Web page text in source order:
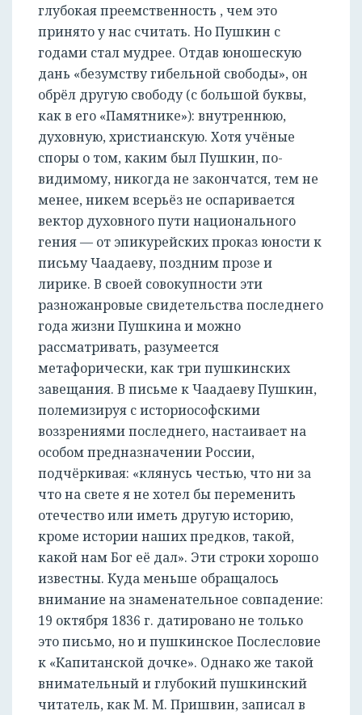
глубокая преемственность , чем это
принято у нас считать. Но Пушкин с
годами стал мудрее. Отдав юношескую
дань «безумству гибельной свободы», он
обрёл другую свободу (с большой буквы,
как в его «Памятнике»): внутреннюю,
духовную, христианскую. Хотя учёные
споры о том, каким был Пушкин, по-
видимому, никогда не закончатся, тем не
менее, никем всерьёз не оспаривается
вектор духовного пути национального
гения — от эпикурейских проказ юности к
письму Чаадаеву, поздним прозе и
лирике. В своей совокупности эти
разножанровые свидетельства последнего
года жизни Пушкина и можно
рассматривать, разумеется
метафорически, как три пушкинских
завещания. В письме к Чаадаеву Пушкин,
полемизируя с историософскими
воззрениями последнего, настаивает на
особом предназначении России,
подчёркивая: «клянусь честью, что ни за
что на свете я не хотел бы переменить
отечество или иметь другую историю,
кроме истории наших предков, такой,
какой нам Бог её дал». Эти строки хорошо
известны. Куда меньше обращалось
внимание на знаменательное совпадение:
19 октября 1836 г. датировано не только
это письмо, но и пушкинское Послесловие
к «Капитанской дочке». Однако же такой
внимательный и глубокий пушкинский
читатель, как М. М. Пришвин, записал в